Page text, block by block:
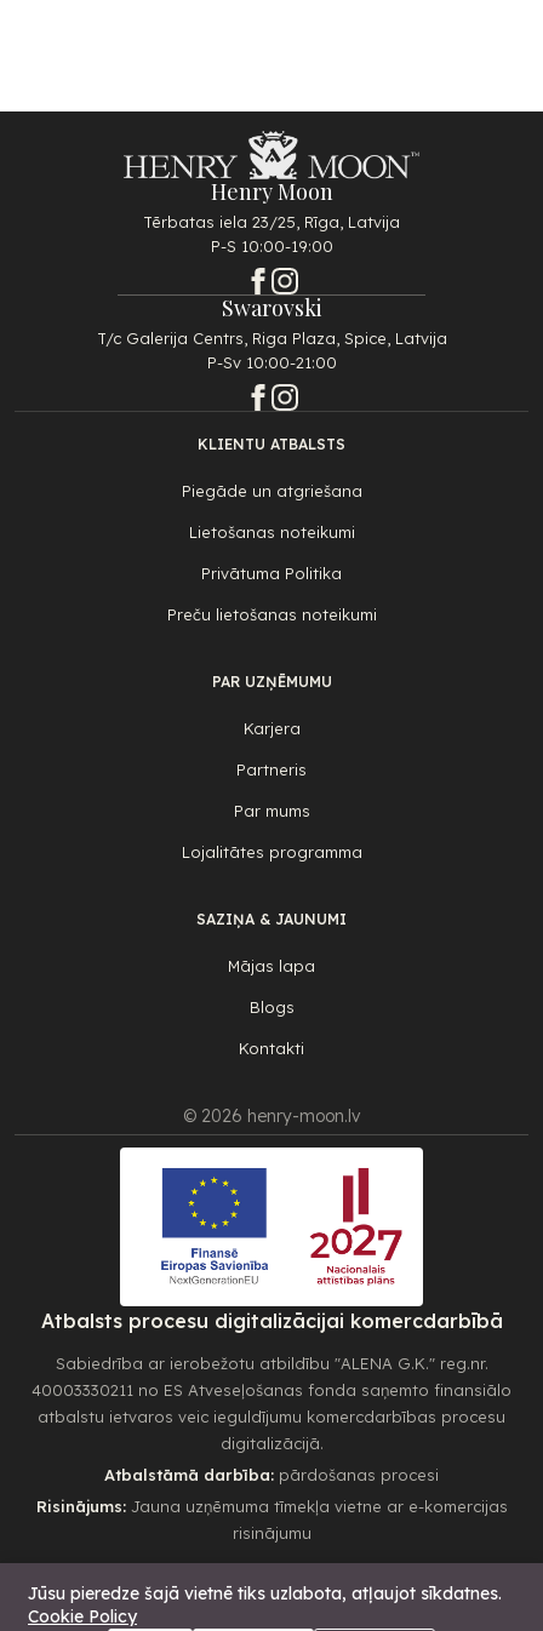
Henry Moon
Tērbatas iela 23/25, Rīga, Latvija
P-S 10:00-19:00
Swarovski
T/c Galerija Centrs, Riga Plaza, Spice, Latvija
P-Sv 10:00-21:00
KLIENTU ATBALSTS
Piegāde un atgriešana
Lietošanas noteikumi
Privātuma Politika
Preču lietošanas noteikumi
PAR UZŅĒMUMU
Karjera
Partneris
Par mums
Lojalitātes programma
SAZIŅA & JAUNUMI
Mājas lapa
Blogs
Kontakti
© 2026 henry-moon.lv
Atbalsts procesu digitalizācijai komercdarbībā
Sabiedrība ar ierobežotu atbildību "ALENA G.K." reg.nr.
40003330211 no ES Atveseļošanas fonda saņemto finansiālo
atbalstu ietvaros veic ieguldījumu komercdarbības procesu
digitalizācijā.
Atbalstāmā darbība: pārdošanas procesi
Risinājums:Jauna uzņēmuma tīmekļa vietne ar e-komercijas
risinājumu
Jūsu pieredze šajā vietnē tiks uzlabota, atļaujot sīkdatnes.
Cookie Policy